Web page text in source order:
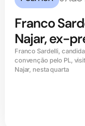
Franco
Najar, ex-
Franco Sardelli,
convenção pelo PL,
Najar, nesta quarta